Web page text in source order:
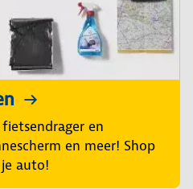
en
en meer! Shop
auto!